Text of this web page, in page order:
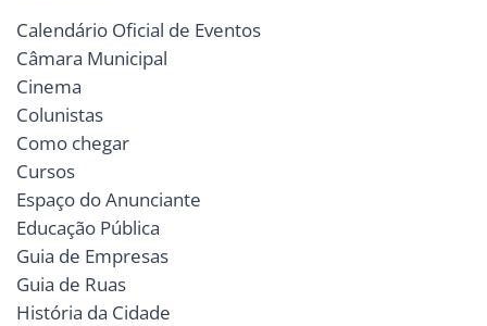
Calendário Oficial de Eventos
Câmara Municipal
Cinema
Colunistas
Como chegar
Cursos
Espaço do Anunciante
Educação Pública
Guia de Empresas
Guia de Ruas
História da Cidade